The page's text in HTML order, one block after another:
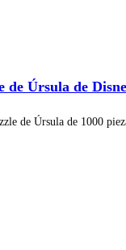
de Úrsula de